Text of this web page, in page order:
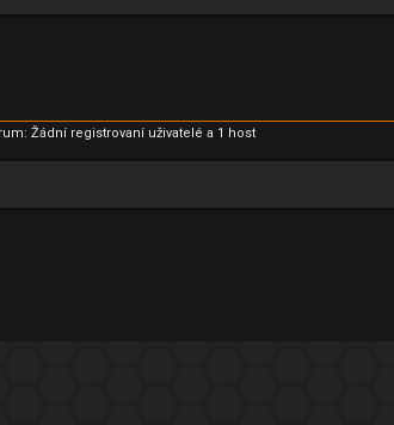
Žádní registrovaní uživatelé a 1 host